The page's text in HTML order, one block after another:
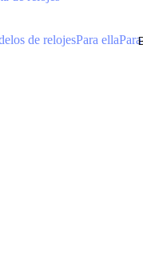
de relojesPara ellaPara